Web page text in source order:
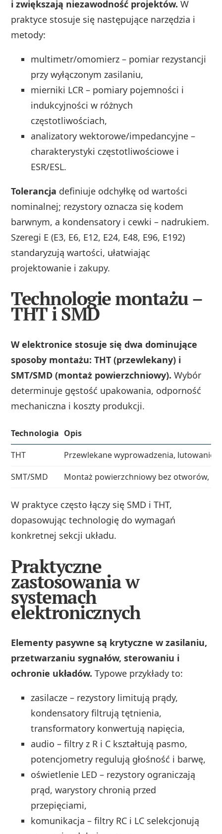
i zwiększają niezawodność projektów. W
praktyce stosuje się następujące narzędzia i
metody:
multimetr/omomierz – pomiar rezystancji
przy wyłączonym zasilaniu,
mierniki LCR – pomiary pojemności i
indukcyjności w różnych
częstotliwościach,
analizatory wektorowe/impedancyjne –
charakterystyki częstotliwościowe i
ESR/ESL.
Tolerancja definiuje odchyłkę od wartości
nominalnej; rezystory oznacza się kodem
barwnym, a kondensatory i cewki – nadrukiem.
Szeregi E (E3, E6, E12, E24, E48, E96, E192)
standaryzują wartości, ułatwiając
projektowanie i zakupy.
Technologie montażu –
THT i SMD
W elektronice stosuje się dwa dominujące
sposoby montażu: THT (przewlekany) i
SMT/SMD (montaż powierzchniowy). Wybór
determinuje gęstość upakowania, odporność
mechaniczna i koszty produkcji.
Technologia Opis
THT
Przewlekane wyprowadzenia, lutowanie
SMT/SMD
Montaż powierzchniowy bez otworów,
W praktyce często łączy się SMD i THT,
dopasowując technologię do wymagań
konkretnej sekcji układu.
Praktyczne
zastosowania w
systemach
elektronicznych
Elementy pasywne są krytyczne w zasilaniu,
przetwarzaniu sygnałów, sterowaniu i
ochronie układów. Typowe przykłady to:
zasilacze – rezystory limitują prądy,
kondensatory filtrują tętnienia,
transformatory konwertują napięcia,
audio – filtry z R i C kształtują pasmo,
potencjometry regulują głośność i barwę,
oświetlenie LED – rezystory ograniczają
prąd, warystory chronią przed
przepięciami,
komunikacja – filtry RC i LC selekcjonują